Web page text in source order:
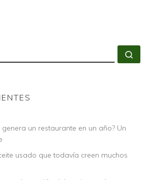
un restaurante en un año? Un
usado que todavía creen muchos